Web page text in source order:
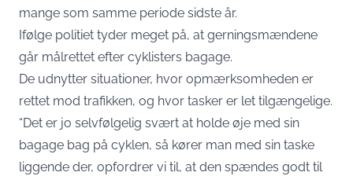
mange som samme periode sidste år.
Ifølge politiet tyder meget på, at gerningsmændene
går målrettet efter cyklisters bagage.
De udnytter situationer, hvor opmærksomheden er
rettet mod trafikken, og hvor tasker er let tilgængelige.
“Det er jo selvfølgelig svært at holde øje med sin
bagage bag på cyklen, så kører man med sin taske
liggende der, opfordrer vi til, at den spændes godt til